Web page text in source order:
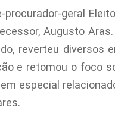
procurador-geral
Augusto
reverteu diversos
e retomou o foco
especial